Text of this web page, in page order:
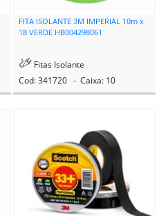
FITA ISOLANTE 3M IMPERIAL 10m x
18 VERDE HB004298061
Fitas Isolante
Cod: 341720 - Caixa: 10